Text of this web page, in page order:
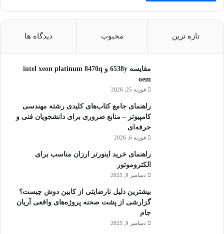
تازه ترین محبوب دیدگاه ها
مقایسه 6538y و intel xeon platinum 8470q
oem
فوریه 25, 2026
راهنمای جامع کتاب‌های کلیدی رشته مهندسی
کامپیوتر – منابع ضروری برای دانشجویان فنی و
حرفه‌ای
فوریه 6, 2026
راهنمای خرید اینورتر ارزان مناسب برای
الکتروموتور
دسامبر 9, 2025
بیشترین دلیل نارضایتی از کابین دوش چیست؟
گزارشی از پشت صحنه پروژه‌های واقعی آریان
جام
دسامبر 9, 2025